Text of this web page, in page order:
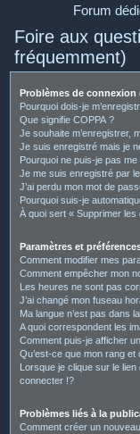
Forum
Foire aux
fréquemment)
Problèmes de connexion
Pourquoi dois-je
Que signifie COPPA ?
Je souhaite m’enregistrer,
Je suis enregistré mais je
Pourquoi ne puis-je pas
Je me suis enregistré par
J’ai perdu mon mot de
Pourquoi suis-je
À quoi sert « Supprimer les
Paramètres et
Comment modifier mes
Comment empêcher mon
Les heures ne sont pas
J’ai changé mon fuseau
Ma langue n’est pas dans
A quoi correspondent les
Comment puis-je afficher
Qu’est-ce que mon rang et
Lorsque je clique sur le lien
connecter !?
Problèmes liés à la
Comment créer un